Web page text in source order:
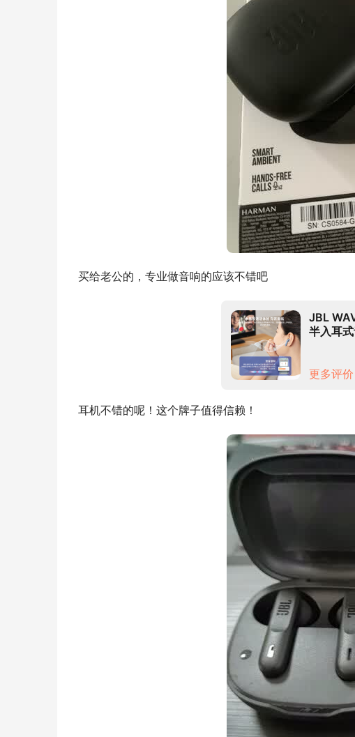
买给老公的，专业做音响的应该不错吧
JBL
半入耳
更多评价
耳机不错的呢！这个牌子值得信赖！